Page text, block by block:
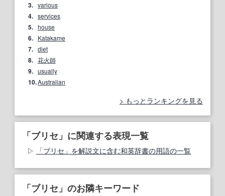
3. various
4. services
5. house
6. Katakame
7. diet
8. 花火師
9. usually
10.Australian
もっとランキングを見る
「ブリセ」に関連する表現一覧
「ブリセ」を解説文に含む和英辞書の用語の一覧
「ブリセ」のお隣キーワード